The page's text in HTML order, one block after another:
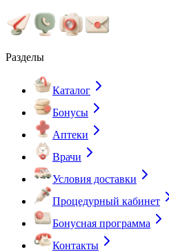
Разделы
Каталог
Бонусы
Аптеки
Врачи
Условия доставки
Процедурный кабинет
Бонусная программа
Контакты